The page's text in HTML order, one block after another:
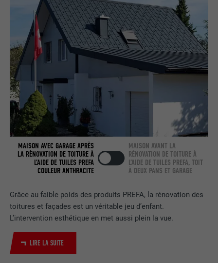
Grâce au faible poids des produits PREFA, la rénovation des
toitures et façades est un véritable jeu d’enfant.
L’intervention esthétique en met aussi plein la vue.
LIRE LA SUITE
MAISON AVEC GARAGE APRÈS
LA RÉNOVATION DE TOITURE À
L’AIDE DE TUILES PREFA
COULEUR ANTHRACITE
MAISON AVANT LA
RÉNOVATION DE TOITURE À
L’AIDE DE TUILES PREFA, TOIT
À DEUX PANS ET GARAGE
NOM bcookie
FOURNISSEUR LinkedIn
2 ans
UTILITÉ
Utilisé par le service de réseau social
LinkedIn pour suivre l'utilisation de
services intégrés.
NOM bscookie
FOURNISSEUR LinkedIn
EXPIRATION 2 ans
Utilisé par le service de réseau social
LinkedIn pour suivre l'utilisation de